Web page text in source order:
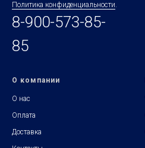
Политика конфиденциальности.
8-900-573-85-
85
О компании
О нас
Оплата
Доставка